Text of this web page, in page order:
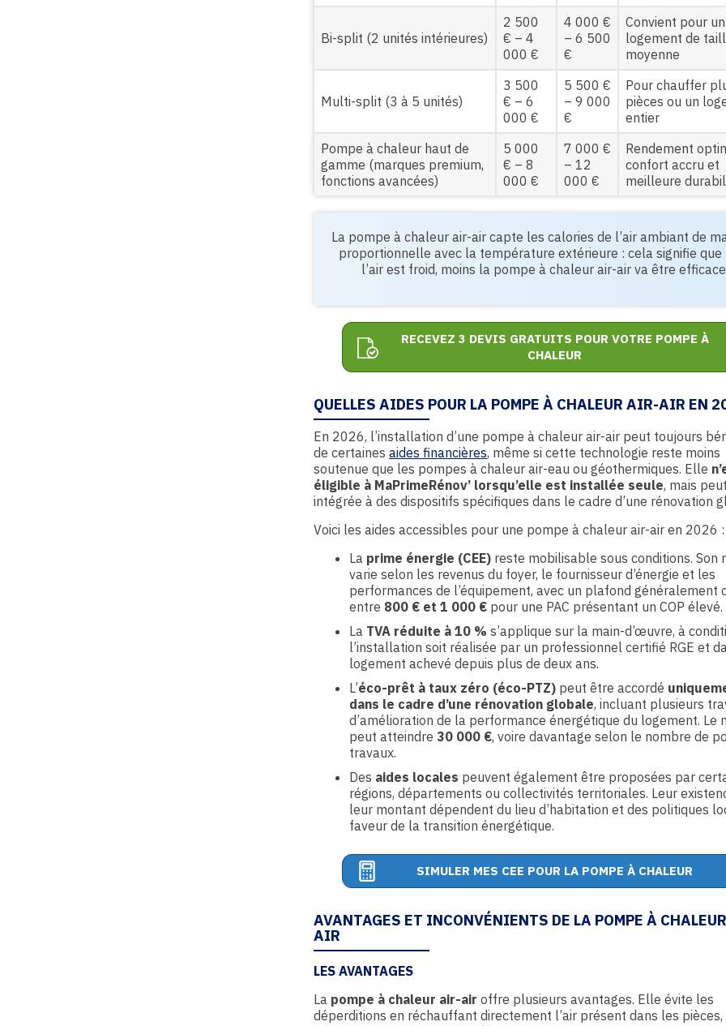
Bi-split (2 unités intérieures)
2 500
€ – 4
000 €
4 000 €
– 6 500
€
Convient pour un
logement de
moyenne
Multi-split (3 à 5 unités)
3 500
€ – 6
000 €
5 500 €
– 9 000
€
Pour chauffer
pièces ou un
entier
Pompe à chaleur haut de
gamme (marques premium,
fonctions avancées)
5 000
€ – 8
000 €
7 000 €
– 12
000 €
Rendement
confort accru et
meilleure
La pompe à chaleur air-air capte les calories de l’air ambiant de
proportionnelle avec la température extérieure : cela signifie que
l’air est froid, moins la pompe à chaleur air-air va être
RECEVEZ 3 DEVIS GRATUITS POUR VOTRE POMPE À
CHALEUR
QUELLES AIDES POUR LA POMPE À CHALEUR AIR-AIR EN
En 2026, l’installation d’une pompe à chaleur air-air peut toujours
de certaines aides financières, même si cette technologie reste moins
soutenue que les pompes à chaleur air-eau ou géothermiques. Elle
éligible à MaPrimeRénov’ lorsqu’elle est installée seule, mais
intégrée à des dispositifs spécifiques dans le cadre d’une rénovation
Voici les aides accessibles pour une pompe à chaleur air-air en 2026 :
La prime énergie (CEE) reste mobilisable sous conditions. Son
varie selon les revenus du foyer, le fournisseur d’énergie et les
performances de l’équipement, avec un plafond généralement
entre 800 € et 1 000 € pour une PAC présentant un COP élevé.
La TVA réduite à 10 % s’applique sur la main-d’œuvre, à
l’installation soit réalisée par un professionnel certifié RGE et
logement achevé depuis plus de deux ans.
L’éco-prêt à taux zéro (éco-PTZ) peut être accordé
dans le cadre d’une rénovation globale, incluant plusieurs
d’amélioration de la performance énergétique du logement. Le
peut atteindre 30 000 €, voire davantage selon le nombre de
travaux.
Des aides locales peuvent également être proposées par
régions, départements ou collectivités territoriales. Leur
leur montant dépendent du lieu d’habitation et des politiques
faveur de la transition énergétique.
SIMULER MES CEE POUR LA POMPE À CHALEUR
AVANTAGES ET INCONVÉNIENTS DE LA POMPE À
AIR
LES AVANTAGES
La pompe à chaleur air-air offre plusieurs avantages. Elle évite les
déperditions en réchauffant directement l’air présent dans les pièces,